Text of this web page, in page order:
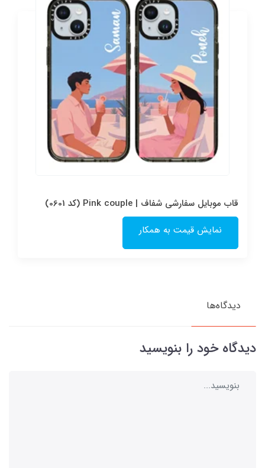
قاب موبایل سفارشی شفاف | Pink couple (کد 0601)
نمایش قیمت به همکار
دیدگاه‌ها
دیدگاه خود را بنویسید